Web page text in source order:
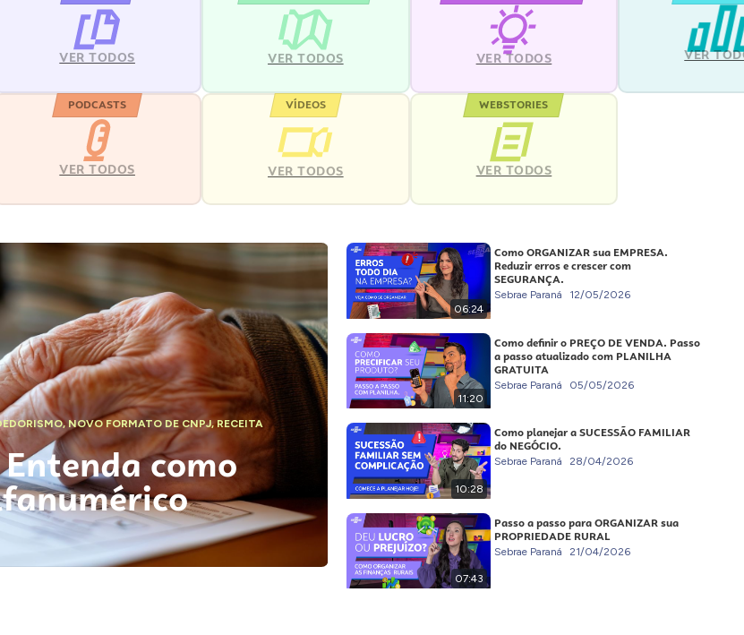
VER TODOS VER TODOS VER TODOS VER
PODCASTS
VER TODOS
VÍDEOS
VER TODOS
WEBSTORIES
VER TODOS
,NOVO FORMATO DE CNPJ,RECEITA
como
06:24
Como ORGANIZAR sua EMPRESA.
Reduzir erros e crescer com
SEGURANÇA.
Sebrae Paraná 12/05/2026
11:20
Como definir o PREÇO DE VENDA. Passo
a passo atualizado com PLANILHA
GRATUITA
Sebrae Paraná 05/05/2026
10:28
Como planejar a SUCESSÃO FAMILIAR
do NEGÓCIO.
Sebrae Paraná 28/04/2026
07:43
Passo a passo para ORGANIZAR sua
PROPRIEDADE RURAL
Sebrae Paraná 21/04/2026